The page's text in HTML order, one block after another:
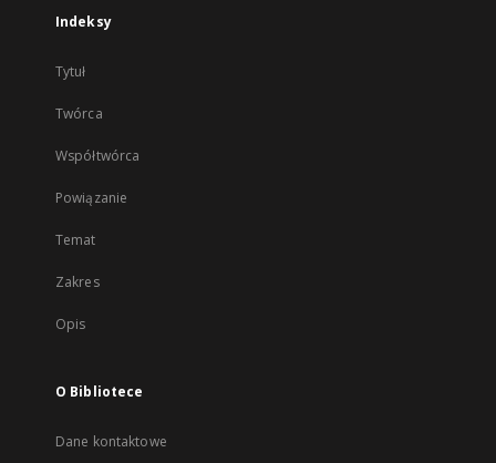
Indeksy
Tytuł
Twórca
Współtwórca
Powiązanie
Temat
Zakres
Opis
O Bibliotece
Dane kontaktowe